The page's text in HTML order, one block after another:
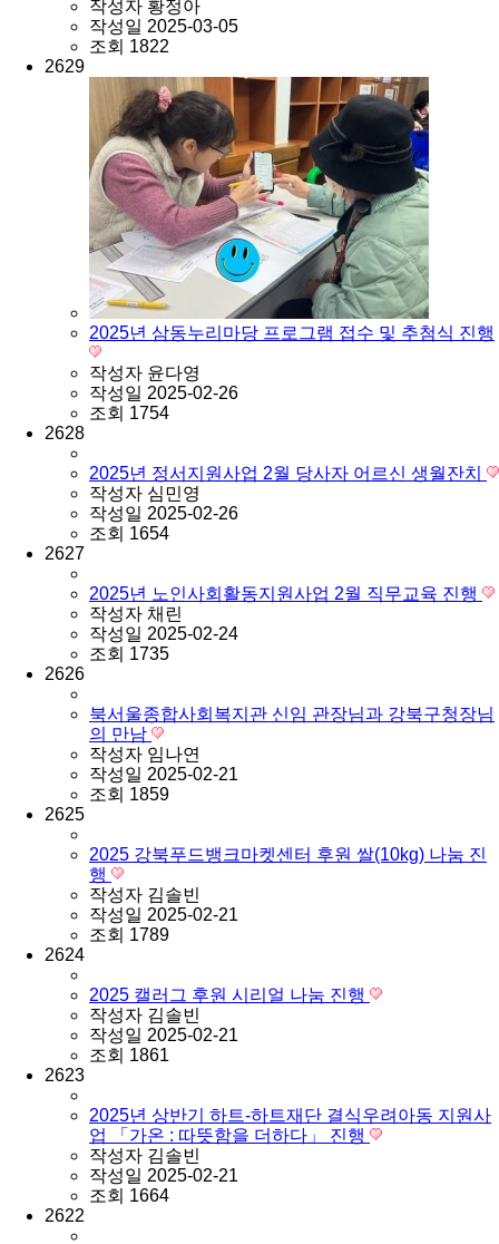
작성자 황정아
작성일 2025-03-05
조회 1822
2629
2025년 삼동누리마당 프로그램 접수 및 추첨식 진행
작성자 윤다영
작성일 2025-02-26
조회 1754
2628
2025년 정서지원사업 2월 당사자 어르신 생월잔치
작성자 심민영
작성일 2025-02-26
조회 1654
2627
2025년 노인사회활동지원사업 2월 직무교육 진행
작성자 채린
작성일 2025-02-24
조회 1735
2626
북서울종합사회복지관 신임 관장님과 강북구청장님
의 만남
작성자 임나연
작성일 2025-02-21
조회 1859
2625
2025 강북푸드뱅크마켓센터 후원 쌀(10kg) 나눔 진
행
작성자 김솔빈
작성일 2025-02-21
조회 1789
2624
2025 캘러그 후원 시리얼 나눔 진행
작성자 김솔빈
작성일 2025-02-21
조회 1861
2623
2025년 상반기 하트-하트재단 결식우려아동 지원사
업 「가온 : 따뜻함을 더하다」 진행
작성자 김솔빈
작성일 2025-02-21
조회 1664
2622